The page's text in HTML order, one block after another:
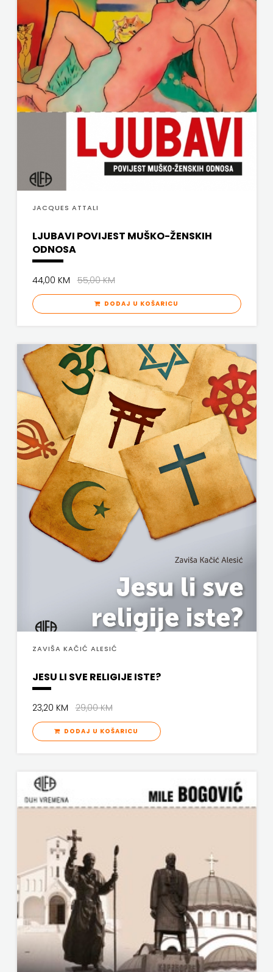
media
j.d.o.o.
SONJA
ŠKOBIĆ
STEP
STILUS
SYNOPSIS
ŠARENI
DUĆAN
ŠKOLSKA
KNJIGA
media
grupa
d.o.o.
TERAPIJA,
ZAGREB
Twins
Company
UDRUGA
HNŽ
V.B.Z.
VORTO
ZNANJE
JACQUES ATTALI
LJUBAVI POVIJEST MUŠKO-ŽENSKIH
ODNOSA
44,00 KM55,00 KM
DODAJ U KOŠARICU
ZAVIŠA KAČIĆ ALESIĆ
JESU LI SVE RELIGIJE ISTE?
23,20 KM29,00 KM
DODAJ U KOŠARICU